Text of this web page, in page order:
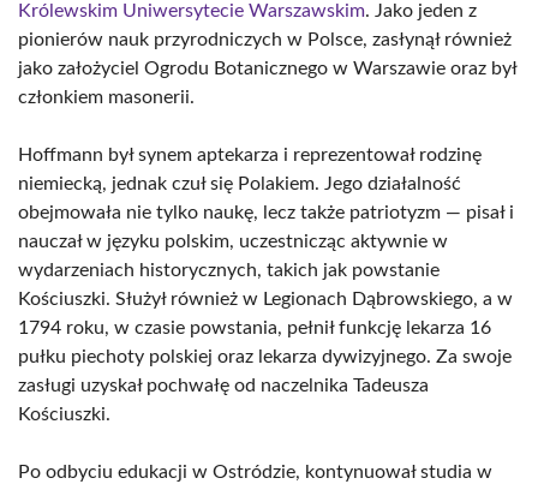
Królewskim Uniwersytecie Warszawskim. Jako jeden z
pionierów nauk przyrodniczych w Polsce, zasłynął również
jako założyciel Ogrodu Botanicznego w Warszawie oraz był
członkiem masonerii.
Hoffmann był synem aptekarza i reprezentował rodzinę
niemiecką, jednak czuł się Polakiem. Jego działalność
obejmowała nie tylko naukę, lecz także patriotyzm — pisał i
nauczał w języku polskim, uczestnicząc aktywnie w
wydarzeniach historycznych, takich jak powstanie
Kościuszki. Służył również w Legionach Dąbrowskiego, a w
1794 roku, w czasie powstania, pełnił funkcję lekarza 16
pułku piechoty polskiej oraz lekarza dywizyjnego. Za swoje
zasługi uzyskał pochwałę od naczelnika Tadeusza
Kościuszki.
Po odbyciu edukacji w Ostródzie, kontynuował studia w